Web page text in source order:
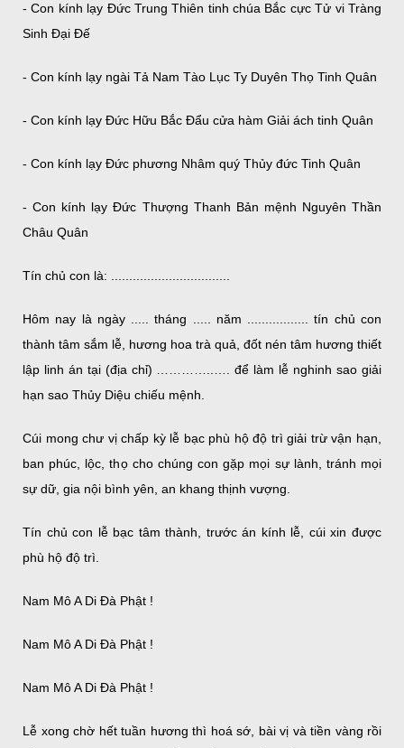
- Con kính lạy Đức Trung Thiên tinh chúa Bắc cực Tử vi Tràng
Sinh Đại Đế
- Con kính lạy ngài Tả Nam Tào Lục Ty Duyên Thọ Tinh Quân
- Con kính lạy Đức Hữu Bắc Đẩu cửa hàm Giải ách tinh Quân
- Con kính lạy Đức phương Nhâm quý Thủy đức Tinh Quân
- Con kính lạy Đức Thượng Thanh Bản mệnh Nguyên Thần
Châu Quân
Tín chủ con là: .................................
Hôm nay là ngày ..... tháng ..... năm ................. tín chủ con
thành tâm sắm lễ, hương hoa trà quả, đốt nén tâm hương thiết
lập linh án tại (địa chỉ) …………..…. để làm lễ nghinh sao giải
hạn sao Thủy Diệu chiếu mệnh.
Cúi mong chư vị chấp kỳ lễ bạc phù hộ độ trì giải trừ vận hạn,
ban phúc, lộc, thọ cho chúng con gặp mọi sự lành, tránh mọi
sự dữ, gia nội bình yên, an khang thịnh vượng.
Tín chủ con lễ bạc tâm thành, trước án kính lễ, cúi xin được
phù hộ độ trì.
Nam Mô A Di Đà Phật !
Nam Mô A Di Đà Phật !
Nam Mô A Di Đà Phật !
Lễ xong chờ hết tuần hương thì hoá sớ, bài vị và tiền vàng rồi